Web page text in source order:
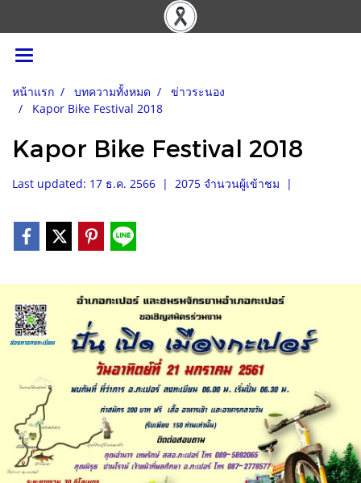
หน้าแรก บทความทั้งหมด
ข่าวระนอง
Kapor Bike Festival 2018
Kapor Bike Festival 2018
Last updated: 17 ธ.ค. 2566 | 2075 จำนวนผู้เข้าชม |